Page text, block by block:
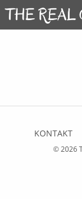
KONTAKT
© 2026